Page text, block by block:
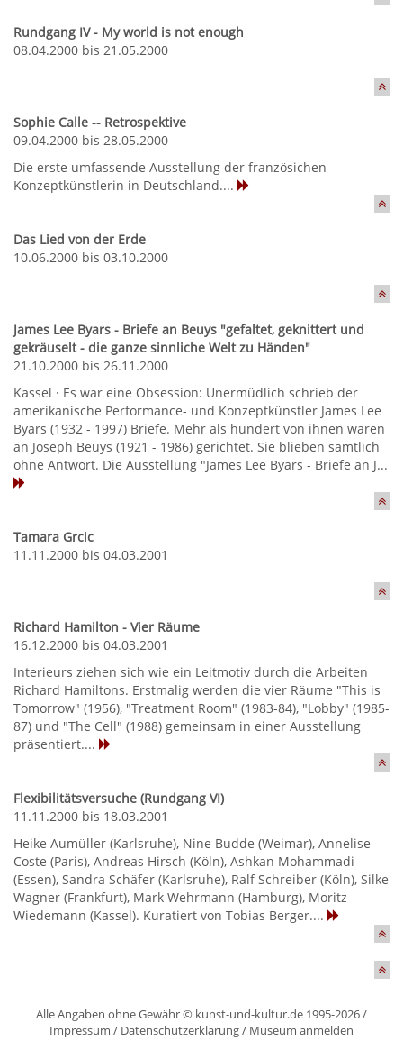
Rundgang IV - My world is not enough
08.04.2000 bis 21.05.2000
Sophie Calle -- Retrospektive
09.04.2000 bis 28.05.2000
Die erste umfassende Ausstellung der französichen
Konzeptkünstlerin in Deutschland....
Das Lied von der Erde
10.06.2000 bis 03.10.2000
James Lee Byars - Briefe an Beuys "gefaltet, geknittert und
gekräuselt - die ganze sinnliche Welt zu Händen"
21.10.2000 bis 26.11.2000
Kassel · Es war eine Obsession: Unermüdlich schrieb der
amerikanische Performance- und Konzeptkünstler James Lee
Byars (1932 - 1997) Briefe. Mehr als hundert von ihnen waren
an Joseph Beuys (1921 - 1986) gerichtet. Sie blieben sämtlich
ohne Antwort. Die Ausstellung "James Lee Byars - Briefe an J...
Tamara Grcic
11.11.2000 bis 04.03.2001
Richard Hamilton - Vier Räume
16.12.2000 bis 04.03.2001
Interieurs ziehen sich wie ein Leitmotiv durch die Arbeiten
Richard Hamiltons. Erstmalig werden die vier Räume "This is
Tomorrow" (1956), "Treatment Room" (1983-84), "Lobby" (1985-
87) und "The Cell" (1988) gemeinsam in einer Ausstellung
präsentiert....
Flexibilitätsversuche (Rundgang VI)
11.11.2000 bis 18.03.2001
Heike Aumüller (Karlsruhe), Nine Budde (Weimar), Annelise
Coste (Paris), Andreas Hirsch (Köln), Ashkan Mohammadi
(Essen), Sandra Schäfer (Karlsruhe), Ralf Schreiber (Köln), Silke
Wagner (Frankfurt), Mark Wehrmann (Hamburg), Moritz
Wiedemann (Kassel). Kuratiert von Tobias Berger....
Alle Angaben ohne Gewähr © kunst-und-kultur.de 1995-2026 /
Impressum / Datenschutzerklärung/ Museum anmelden